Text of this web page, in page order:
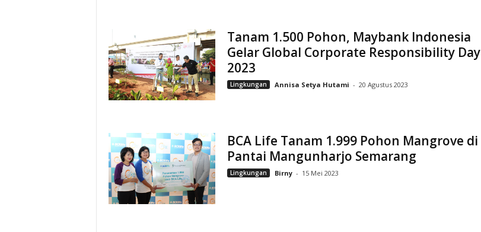
Tanam 1.500 Pohon, Maybank Indonesia
Gelar Global Corporate Responsibility Day
2023
Lingkungan Annisa Setya Hutami - 20 Agustus 2023
BCA Life Tanam 1.999 Pohon Mangrove di
Pantai Mangunharjo Semarang
Lingkungan Birny - 15 Mei 2023